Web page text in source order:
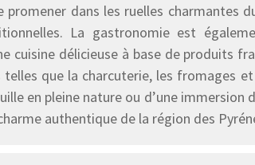
promener dans les ruelles charmantes
La gastronomie est
cuisine délicieuse à base de produits
que la charcuterie, les fromages
en pleine nature ou d’une immersion
authentique de la région des